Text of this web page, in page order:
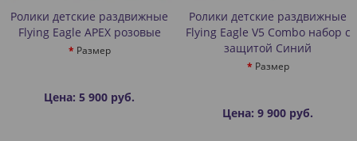
Ролики детские раздвижные
Flying Eagle APEX розовые
Размер
Цена: 5 900 руб.
Ролики детские раздвижные
Flying Eagle V5 Combo набор с
защитой Синий
Размер
Цена: 9 900 руб.